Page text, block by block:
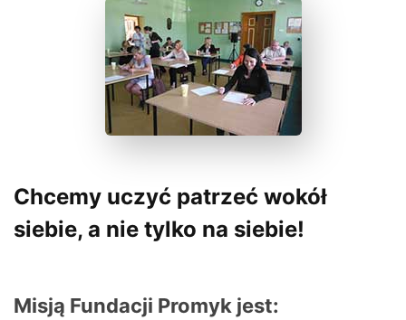
Chcemy uczyć patrzeć wokół
siebie, a nie tylko na siebie!
Misją Fundacji Promyk jest: